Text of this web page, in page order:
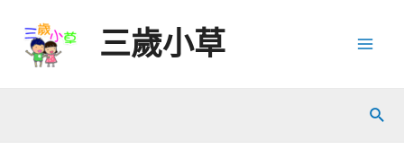
content
三歲小草